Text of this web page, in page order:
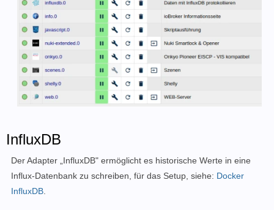
InfluxDB
Der Adapter „InfluxDB" ermöglicht es historische Werte in eine
Influx-Datenbank zu schreiben, für das Setup, siehe: Docker
InfluxDB